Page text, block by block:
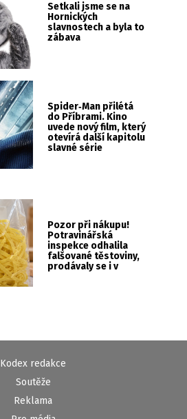
Setkali jsme se na
Hornických
slavnostech a byla to
zábava
Spider‑Man přilétá
do Příbrami. Kino
uvede nový film, který
otevírá další kapitolu
slavné série
Pozor při nákupu!
Potravinářská
inspekce odhalila
falšované těstoviny,
prodávaly se i v
Kodex redakce
Soutěže
Reklama